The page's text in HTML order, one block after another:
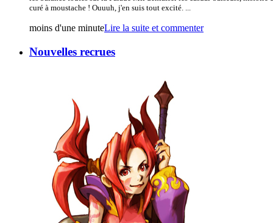
curé à moustache ! Ouuuh, j'en suis tout excité. ...
moins d'une minuteLire la suite et commenter
Nouvelles recrues